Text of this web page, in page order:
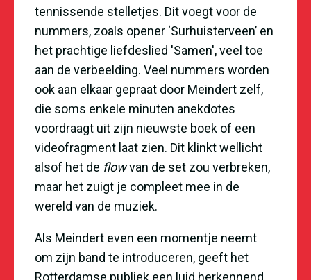
tennissende stelletjes. Dit voegt voor de
nummers, zoals opener ‘Surhuisterveen’ en
het prachtige liefdeslied 'Samen', veel toe
aan de verbeelding. Veel nummers worden
ook aan elkaar gepraat door Meindert zelf,
die soms enkele minuten anekdotes
voordraagt uit zijn nieuwste boek of een
videofragment laat zien. Dit klinkt wellicht
alsof het de flowvan de set zou verbreken,
maar het zuigt je compleet mee in de
wereld van de muziek.
Als Meindert even een momentje neemt
om zijn band te introduceren, geeft het
Rotterdamse publiek een luid herkennend